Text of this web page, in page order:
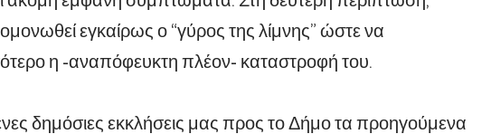
εγκαίρως ο “γύρος της λίμνης” ώστε να
η -αναπόφευκτη πλέον- καταστροφή του.
δημόσιες εκκλήσεις μας προς το Δήμο τα προηγούμενα